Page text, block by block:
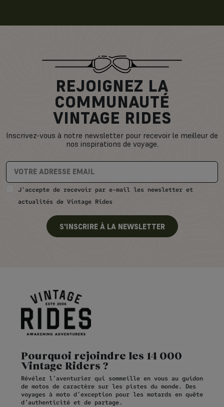
REJOIGNEZ LA
COMMUNAUTÉ
VINTAGE RIDES
Inscrivez-vous à notre newsletter pour recevoir le meilleur de
nos inspirations de voyage.
J'accepte de recevoir par e-mail les newsletter et
actualités de Vintage Rides
S'INSCRIRE À LA NEWSLETTER
Pourquoi rejoindre les 14 000
Vintage Riders ?
Révélez l’aventurier qui sommeille en vous au guidon
de motos de caractère sur les pistes du monde. Des
voyages à moto d’exception pour les motards en quête
d’authenticité et de partage.